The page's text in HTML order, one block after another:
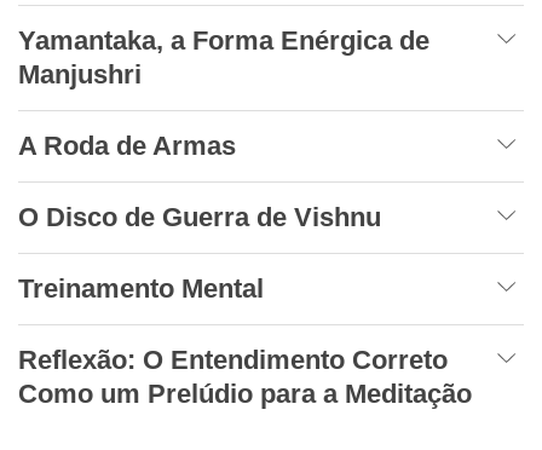
Yamantaka, a Forma Enérgica de
Manjushri
A Roda de Armas
O Disco de Guerra de Vishnu
Treinamento Mental
Reflexão: O Entendimento Correto
Como um Prelúdio para a Meditação